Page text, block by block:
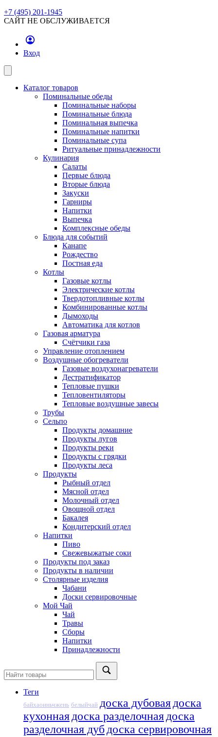
+7 (495) 201-1945
САЙТ НЕ ОБСЛУЖИВАЕТСЯ
Вход
Каталог товаров
Поминальные обеды
Поминальные наборы
Поминальные блюда
Поминальная выпечка
Поминальные напитки
Поминальные супа
Ритуальные принадлежности
Кулинария
Салаты
Первые блюда
Вторые блюда
Закуски
Гарниры
Напитки
Выпечка
Комплексные обеды
Блюда для событий
Канапе
Рождество
Постная еда
Котлы
Газовые котлы
Электрические котлы
Твердотопливные котлы
Комбинированные котлы
Дымоходы
Автоматика для котлов
Газовая арматура
Счётчики газа
Управление отоплением
Воздушные обогреватели
Газовые воздухонагреватели
Дестратификатор
Тепловые пушки
Тепловентиляторы
Тепловые воздушные завесы
Трубы
Сельпо
Продукты домашние
Продукты лугов
Продукты реки
Продукты с грядки
Продукты леса
Продукты
Рыбный отдел
Мясной отдел
Молочный отдел
Овощной отдел
Бакалея
Кондитерский отдел
Напитки
Пиво
Cвежевыжатые соки
Продукты под заказ
Продукты в наличии
Столярные изделия
Чабани
Доски сервировочные
Мой Чай
Чай
Травы
Сборы
Напитки
Принадлежности
Теги
байхаоиньчжень белыйчай доска дубовая доска
кухонная доска разделочная доска
разделочная дуб доска сервировочная